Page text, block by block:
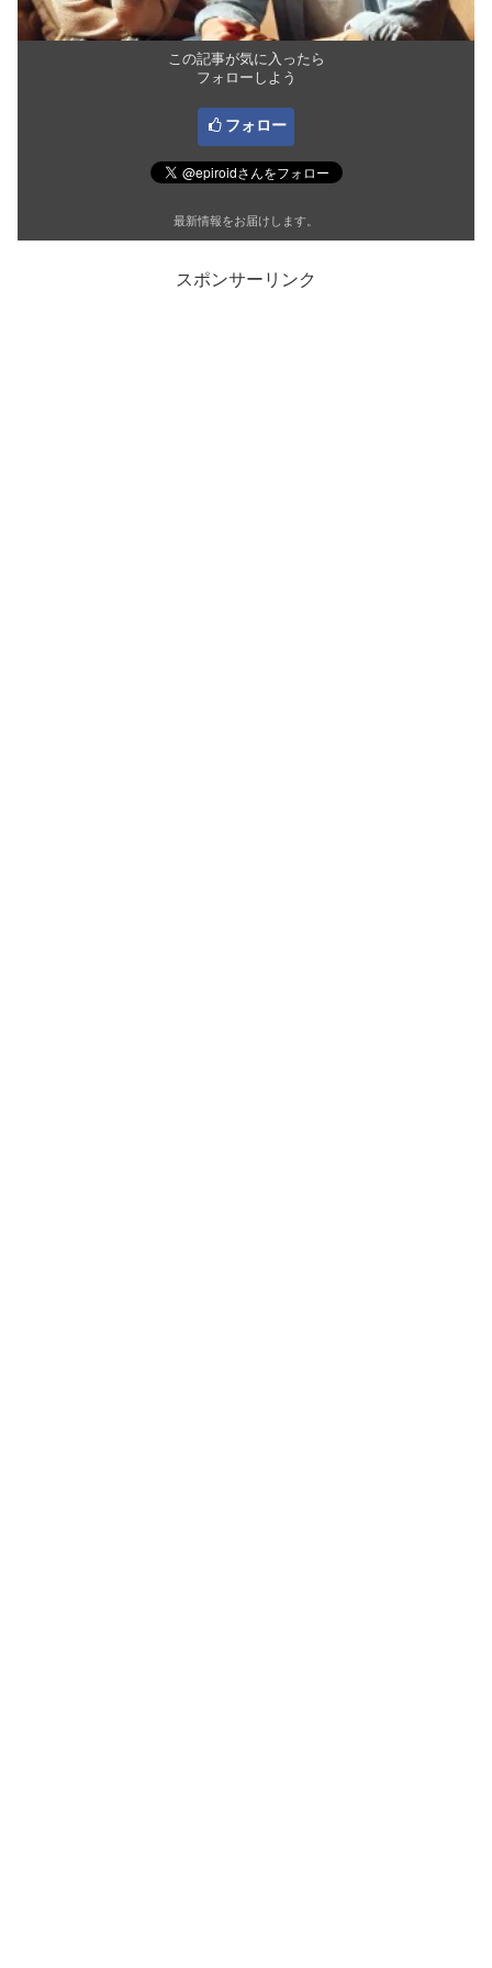
この記事が気に入ったら
フォローしよう
フォロー
最新情報をお届けします。
スポンサーリンク